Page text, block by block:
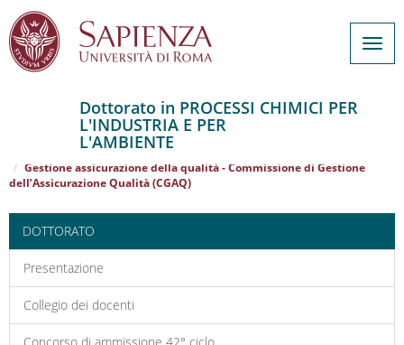
contenuto
principale
Dottorato in PROCESSI CHIMICI PER
L'INDUSTRIA E PER
L'AMBIENTE
PROCESSI CHIMICI PER L'INDUSTRIA E PER L'AMBIENTE
Gestione assicurazione della qualità - Commissione di Gestione
dell’Assicurazione Qualità (CGAQ)
DOTTORATO
Presentazione
Collegio dei docenti